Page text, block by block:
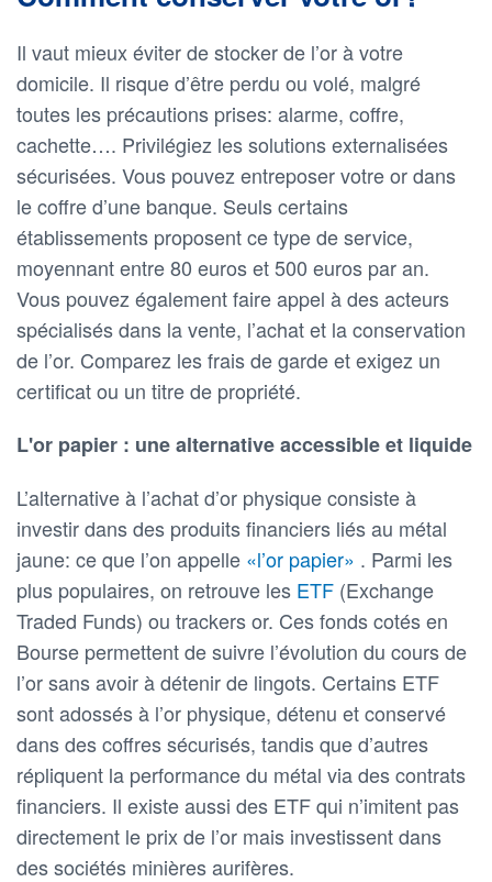
Il vaut mieux éviter de stocker de l’or à votre
domicile. Il risque d’être perdu ou volé, malgré
toutes les précautions prises: alarme, coffre,
cachette…. Privilégiez les solutions externalisées
sécurisées. Vous pouvez entreposer votre or dans
le coffre d’une banque. Seuls certains
établissements proposent ce type de service,
moyennant entre 80 euros et 500 euros par an.
Vous pouvez également faire appel à des acteurs
spécialisés dans la vente, l’achat et la conservation
de l’or. Comparez les frais de garde et exigez un
certificat ou un titre de propriété.
L'or papier : une alternative accessible et liquide
L’alternative à l’achat d’or physique consiste à
investir dans des produits financiers liés au métal
jaune: ce que l’on appelle «l’or papier» . Parmi les
plus populaires, on retrouve les ETF (Exchange
Traded Funds) ou trackers or. Ces fonds cotés en
Bourse permettent de suivre l’évolution du cours de
l’or sans avoir à détenir de lingots. Certains ETF
sont adossés à l’or physique, détenu et conservé
dans des coffres sécurisés, tandis que d’autres
répliquent la performance du métal via des contrats
financiers. Il existe aussi des ETF qui n’imitent pas
directement le prix de l’or mais investissent dans
des sociétés minières aurifères.